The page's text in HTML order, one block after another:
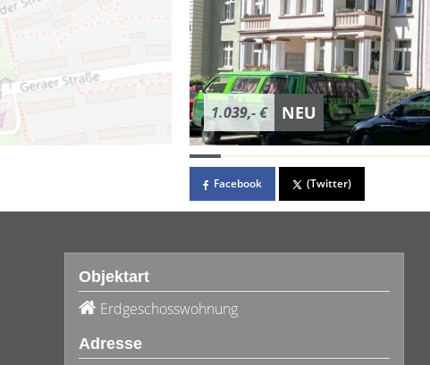
1.039,- € NEU
Facebook (Twitter)
Objektart
Erdgeschosswohnung
Adresse